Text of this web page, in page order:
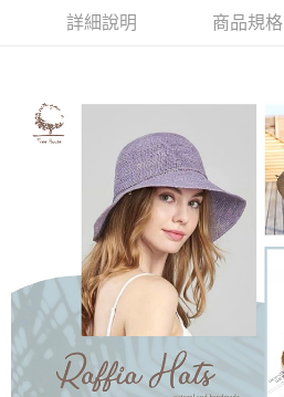
詳細說明 商品規格